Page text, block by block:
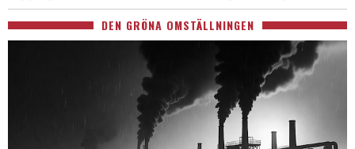
DEN GRÖNA OMSTÄLLNINGEN